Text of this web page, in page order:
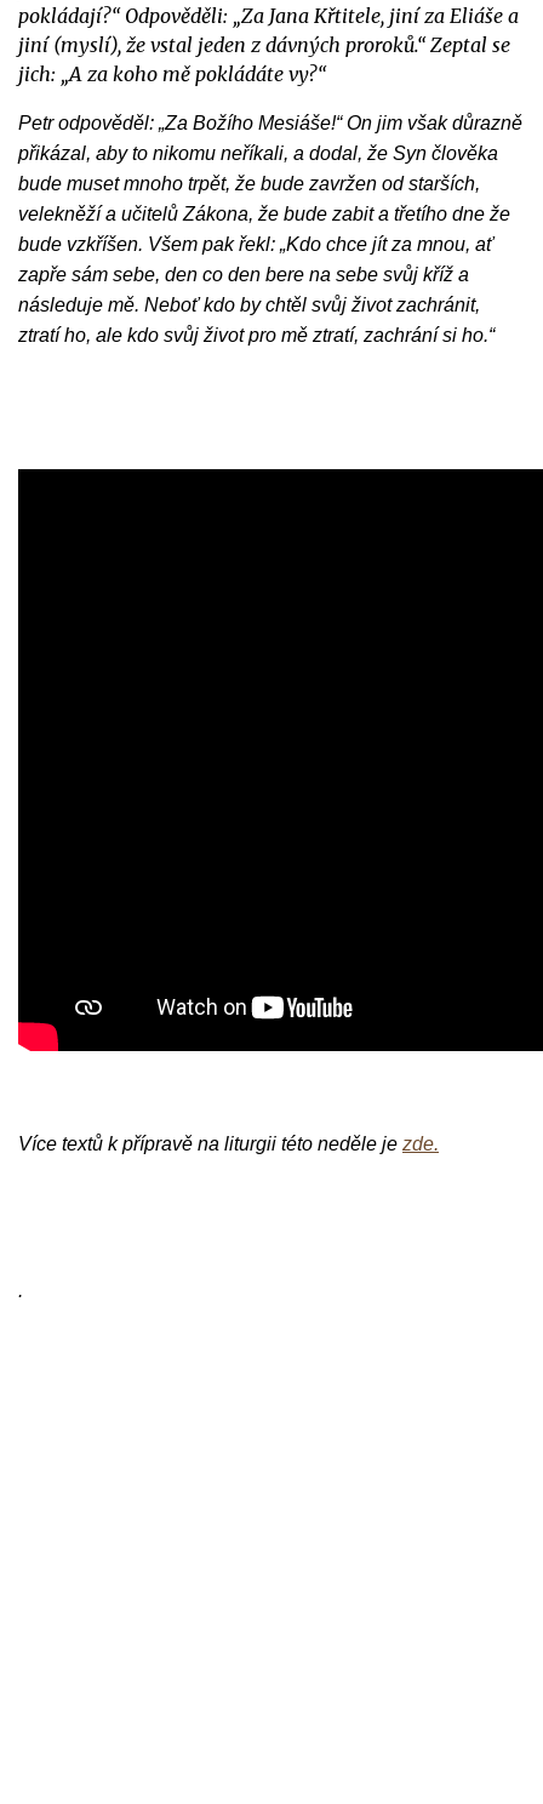
pokládají?“ Odpověděli: „Za Jana Křtitele, jiní za Eliáše a
jiní (myslí), že vstal jeden z dávných proroků.“ Zeptal se
jich: „A za koho mě pokládáte vy?“
Petr odpověděl: „Za Božího Mesiáše!“ On jim však důrazně
přikázal, aby to nikomu neříkali, a dodal, že Syn člověka
bude muset mnoho trpět, že bude zavržen od starších,
velekněží a učitelů Zákona, že bude zabit a třetího dne že
bude vzkříšen. Všem pak řekl: „Kdo chce jít za mnou, ať
zapře sám sebe, den co den bere na sebe svůj kříž a
následuje mě. Neboť kdo by chtěl svůj život zachránit,
ztratí ho, ale kdo svůj život pro mě ztratí, zachrání si ho.“
Více textů k přípravě na liturgii této neděle je zde.
.